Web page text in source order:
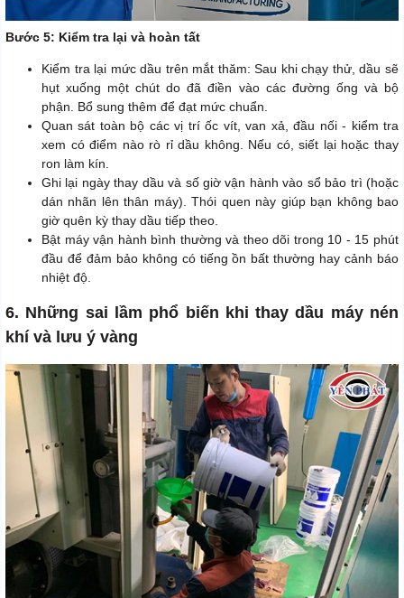
Bước 5: Kiểm tra lại và hoàn tất
Kiểm tra lại mức dầu trên mắt thăm: Sau khi chạy thử, dầu sẽ
hụt xuống một chút do đã điền vào các đường ống và bộ
phận. Bổ sung thêm để đạt mức chuẩn.
Quan sát toàn bộ các vị trí ốc vít, van xả, đầu nối - kiểm tra
xem có điểm nào rò rỉ dầu không. Nếu có, siết lại hoặc thay
ron làm kín.
Ghi lại ngày thay dầu và số giờ vận hành vào sổ bảo trì (hoặc
dán nhãn lên thân máy). Thói quen này giúp bạn không bao
giờ quên kỳ thay dầu tiếp theo.
Bật máy vận hành bình thường và theo dõi trong 10 - 15 phút
đầu để đảm bảo không có tiếng ồn bất thường hay cảnh báo
nhiệt độ.
6. Những sai lầm phổ biến khi thay dầu máy nén
khí và lưu ý vàng